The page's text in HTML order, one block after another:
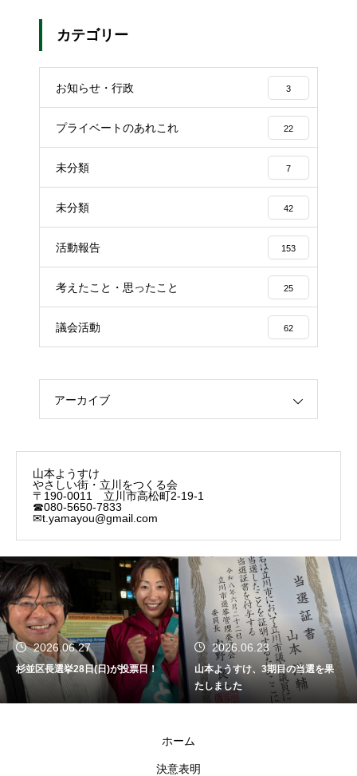
カテゴリー
お知らせ・行政 3
プライベートのあれこれ 22
未分類 7
未分類 42
活動報告 153
考えたこと・思ったこと 25
議会活動 62
アーカイブ
山本ようすけ
やさしい街・立川をつくる会
〒190-0011 立川市高松町2-19-1
☎080-5650-7833
✉t.yamayou@gmail.com
2026.06.27
杉並区長選挙28日(日)が投票日！
2026.06.23
山本ようすけ、3期目の当選を果
たしました
ホーム
決意表明